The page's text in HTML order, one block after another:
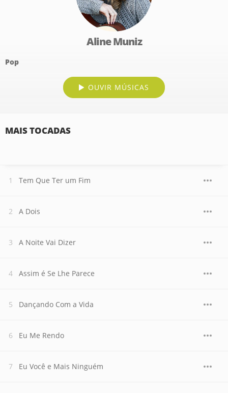
Aline Muniz
Pop
OUVIR MÚSICAS
MAIS TOCADAS
Tem Que Ter um Fim
A Dois
A Noite Vai Dizer
Assim é Se Lhe Parece
Dançando Com a Vida
Eu Me Rendo
Eu Você e Mais Ninguém